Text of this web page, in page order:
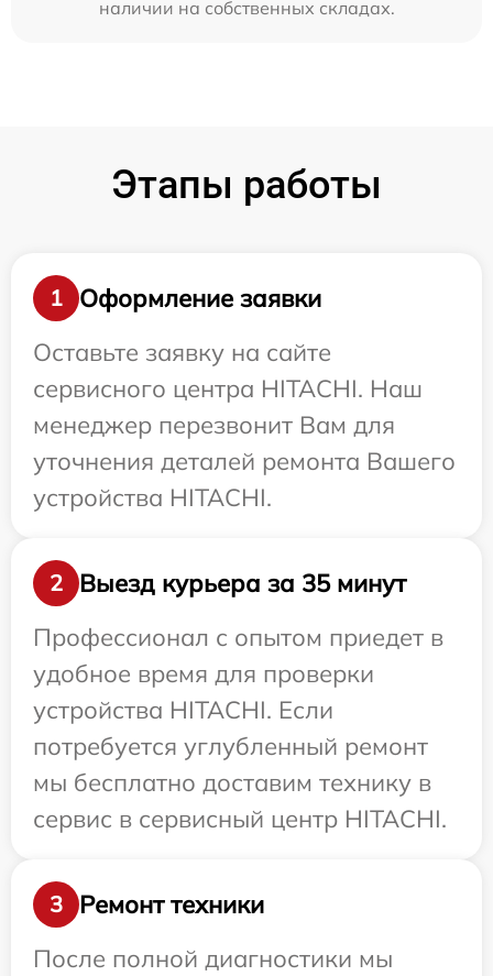
наличии на собственных складах.
Этапы работы
1
Оформление заявки
Оставьте заявку на сайте
сервисного центра HITACHI. Наш
менеджер перезвонит Вам для
уточнения деталей ремонта Вашего
устройства HITACHI.
2
Выезд курьера за 35 минут
Профессионал с опытом приедет в
удобное время для проверки
устройства HITACHI. Если
потребуется углубленный ремонт
мы бесплатно доставим технику в
сервис в сервисный центр HITACHI.
3
Ремонт техники
После полной диагностики мы